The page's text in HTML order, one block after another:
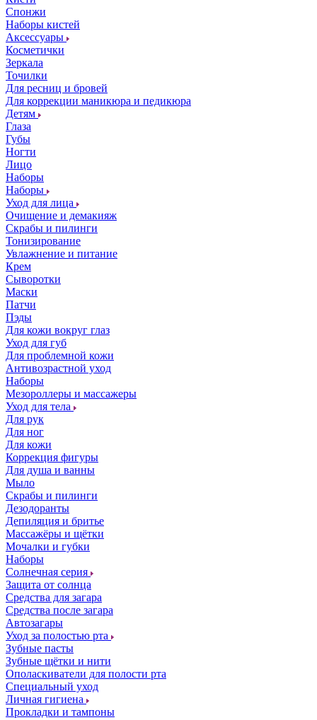
Спонжи
Наборы кистей
Аксессуары
Косметички
Зеркала
Точилки
Для ресниц и бровей
Для коррекции маникюра и педикюра
Детям
Глаза
Губы
Ногти
Лицо
Наборы
Наборы
Уход для лица
Очищение и демакияж
Скрабы и пилинги
Тонизирование
Увлажнение и питание
Крем
Сыворотки
Маски
Патчи
Пэды
Для кожи вокруг глаз
Уход для губ
Для проблемной кожи
Антивозрастной уход
Наборы
Мезороллеры и массажеры
Уход для тела
Для рук
Для ног
Для кожи
Коррекция фигуры
Для душа и ванны
Мыло
Скрабы и пилинги
Дезодоранты
Депиляция и бритье
Массажёры и щётки
Мочалки и губки
Наборы
Солнечная серия
Защита от солнца
Средства для загара
Средства после загара
Автозагары
Уход за полостью рта
Зубные пасты
Зубные щётки и нити
Ополаскиватели для полости рта
Специальный уход
Личная гигиена
Прокладки и тампоны